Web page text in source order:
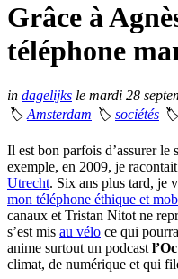
Grâce à
téléphone
in dagelijks le mardi 28
🏷 Amsterdam 🏷 sociétés 🏷
Il est bon parfois d’assurer le
exemple, en 2009, je
Utrecht. Six ans plus tard, je
mon téléphone éthique et
canaux et Tristan Nitot ne
s’est mis au vélo ce qui
anime surtout un podcast
climat, de numérique et qui